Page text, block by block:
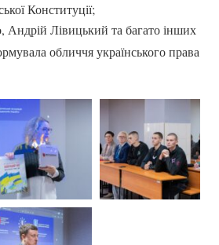
Конституції;
Лівицький та багато інших
обличчя українського права